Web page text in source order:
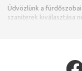
Üdvözlünk a
szaniterek kiválasztása
praktikusságról és a